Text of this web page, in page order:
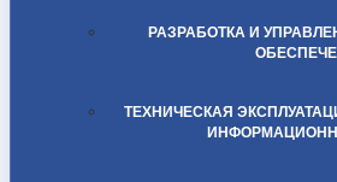
РАЗРАБОТКА И
ТЕХНИЧЕСКАЯ